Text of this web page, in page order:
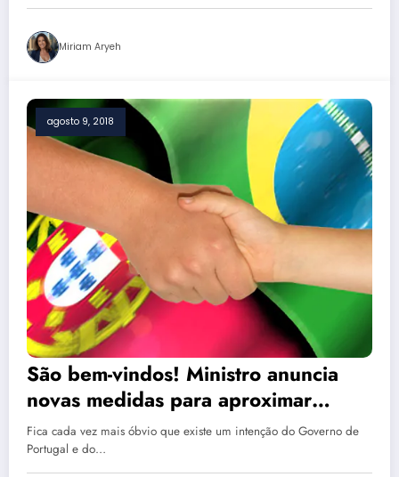
Miriam Aryeh
agosto 9, 2018
São bem-vindos! Ministro anuncia
novas medidas para aproximar
Portugal ao Brasil
Fica cada vez mais óbvio que existe um intenção do Governo de
Portugal e do…